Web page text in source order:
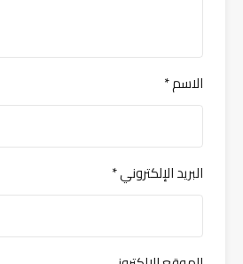
الاسم*
البريد الإلكتروني*